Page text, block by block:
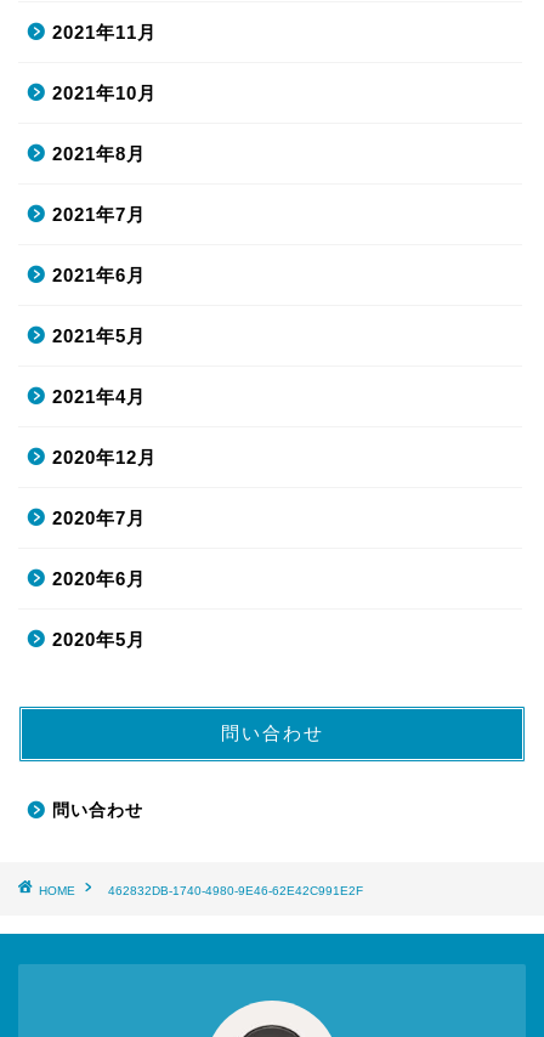
2021年11月
2021年10月
2021年8月
2021年7月
2021年6月
2021年5月
2021年4月
2020年12月
2020年7月
2020年6月
2020年5月
問い合わせ
問い合わせ
HOME 462832DB-1740-4980-9E46-62E42C991E2F